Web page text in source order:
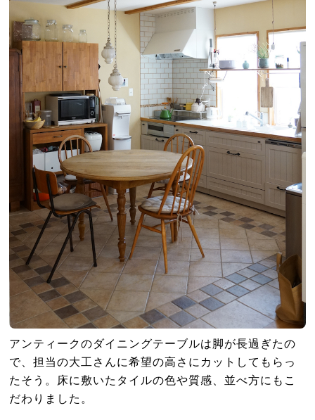
アンティークのダイニングテーブルは脚が長過ぎたの
で、担当の大工さんに希望の高さにカットしてもらっ
たそう。床に敷いたタイルの色や質感、並べ方にもこ
だわりました。